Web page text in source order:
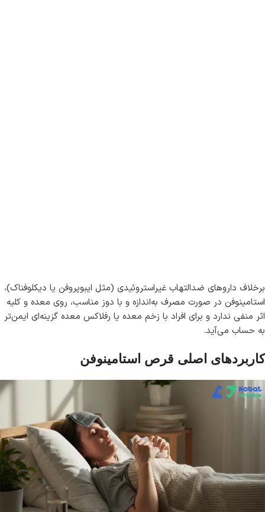
برخلاف داروهای ضدالتهاب غیراستروئیدی (مثل ایبوپروفن یا دیکلوفناک)،
استامینوفن در صورت مصرف به‌اندازه و با دوز مناسب، روی معده و کلیه
اثر منفی ندارد و برای افراد با زخم معده یا رفلاکس معده گزینه‌ای ایمن‌تر
به حساب می‌آید.
کاربردهای اصلی قرص استامینوفن